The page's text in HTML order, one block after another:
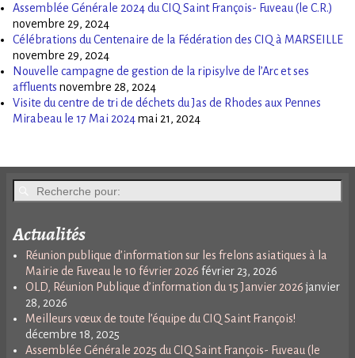
Assemblée Générale 2024 du CIQ Saint François- Fuveau (le C.R.)
novembre 29, 2024
Célébrations du Centenaire de la Fédération des CIQ à MARSEILLE
novembre 29, 2024
Nouvelle campagne de gestion de la ripisylve de l’Arc et ses
affluents novembre 28, 2024
Visite du centre de tri de déchets du Jas de Rhodes aux Pennes
Mirabeau le 17 Mai 2024mai 21, 2024
Actualités
Réunion publique d’information sur les frelons asiatiques à la
Mairie de Fuveau le 10 février 2026 février 23, 2026
OLD, Réunion Publique d’information du 15 Janvier 2026 janvier
28, 2026
Meilleurs vœux de toute l’équipe du CIQ Saint François!
décembre 18, 2025
Assemblée Générale 2025 du CIQ Saint François- Fuveau (le